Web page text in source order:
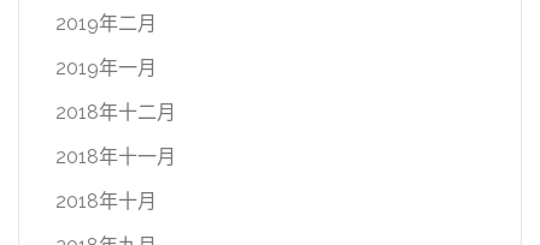
2019年二月
2019年一月
2018年十二月
2018年十一月
2018年十月